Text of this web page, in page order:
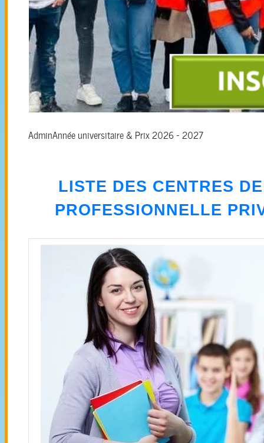
AdminAnnée universitaire & Prix 2026 - 2027
LISTE DES CENTRES
PROFESSIONNELLE